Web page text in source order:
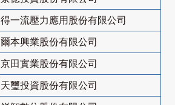
得一流壓力應用股份有限公司
爾本興業股份有限公司
京田實業股份有限公司
天璽投資股份有限公司